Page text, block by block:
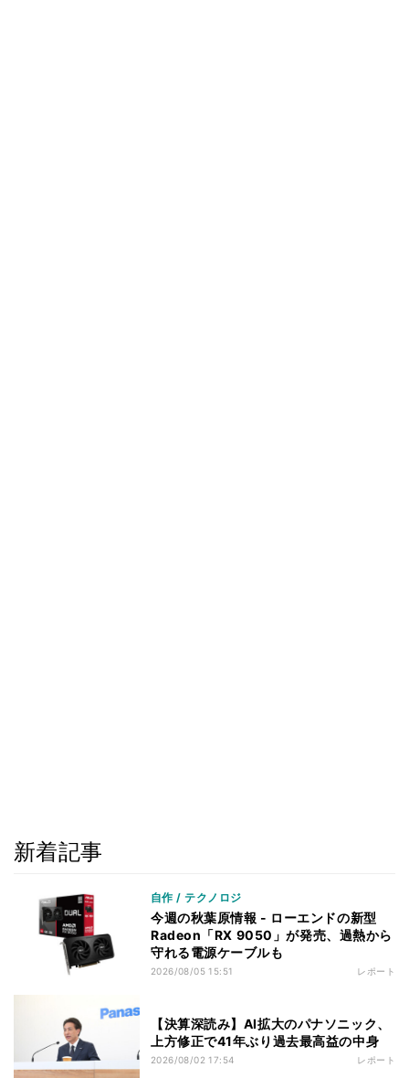
新着記事
自作 / テクノロジ
今週の秋葉原情報 - ローエンドの新型
Radeon「RX 9050」が発売、過熱から
守れる電源ケーブルも
2026/08/05 15:51 レポート
【決算深読み】AI拡大のパナソニック、
上方修正で41年ぶり過去最高益の中身
2026/08/02 17:54 レポート